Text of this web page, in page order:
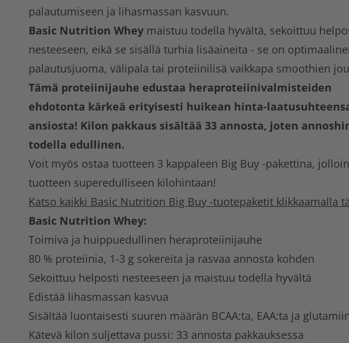
palautumiseen ja lihasmassan kasvuun.
Basic Nutrition Whey maistuu todella hyvältä, sekoittuu
nesteeseen, eikä se sisällä turhia lisäaineita - se on
palautusjuoma, välipala tai proteiinilisä vaikkapa smoothien
Tämä proteiinijauhe edustaa heraproteiinivalmisteiden
ehdotonta kärkeä erityisesti huikean hinta-
ansiosta! Kilon pakkaus sisältää 33 annosta, joten
todella edullinen.
Voit myös ostaa tuotteen 3 kappaleen Big Buy -pakettina,
tuotteen superedulliseen kilohintaan!
Katso kaikki Basic Nutrition Big Buy -tuotepaketit klikkaamalla
Basic Nutrition Whey:
Toimiva ja huippuedullinen heraproteiinijauhe
80 % proteiinia, 1-3 g sokereita ja rasvaa annosta kohden
Sekoittuu helposti nesteeseen ja maistuu todella hyvältä
Edistää lihasmassan kasvua
Sisältää luontaisesti suuren määrän BCAA:ta, EAA:ta ja
Kätevä kilon suljettava pussi: 33 annosta pakkauksessa